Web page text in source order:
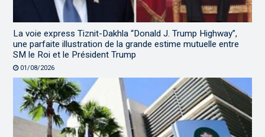
La voie express Tiznit-Dakhla “Donald J. Trump Highway”,
une parfaite illustration de la grande estime mutuelle entre
SM le Roi et le Président Trump
01/08/2026